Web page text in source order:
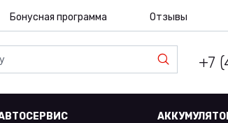
Бонусная программа Отзывы
+7